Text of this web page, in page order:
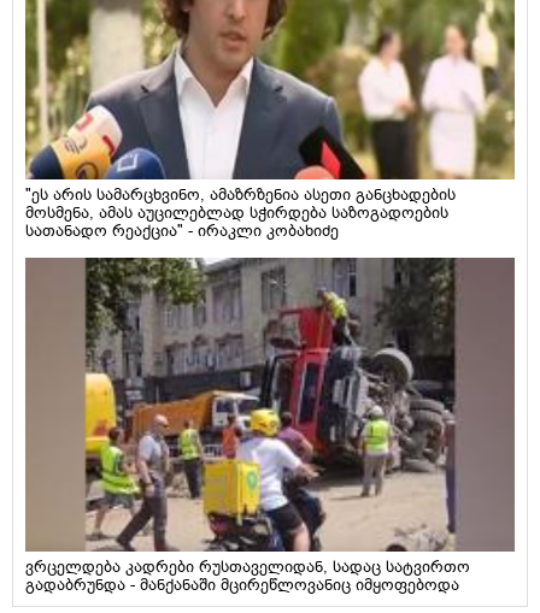
"ეს არის სამარცხვინო, ამაზრზენია ასეთი განცხადების
მოსმენა, ამას აუცილებლად სჭირდება საზოგადოების
სათანადო რეაქცია" - ირაკლი კობახიძე
ვრცელდება კადრები რუსთაველიდან, სადაც სატვირთო
გადაბრუნდა - მანქანაში მცირეწლოვანიც იმყოფებოდა